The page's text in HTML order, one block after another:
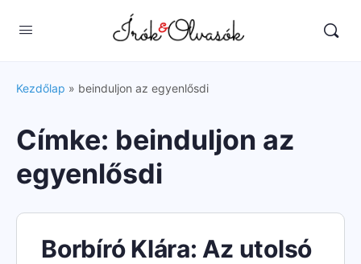
Kezdőlap » beinduljon az egyenlősdi
Címke: beinduljon az
egyenlősdi
Borbíró Klára: Az utolsó